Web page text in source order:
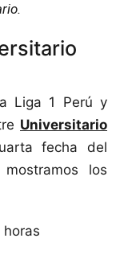
Liga 1 Perú y
Universitario
fecha del
los
horas